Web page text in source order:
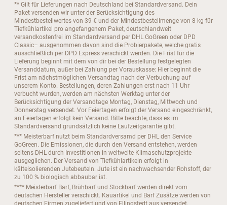
** Gilt für Lieferungen nach Deutschland bei Standardversand. Dein
Paket versenden wir unter der Berücksichtigung des
Mindestbestellwertes von 39 € und der Mindestbestellmenge von 8 kg für
Tiefkühlartikel pro angefangenem Paket, deutschlandweit
versandkostenfrei im Standardversand per DHL GoGreen oder DPD
Classic– ausgenommen davon sind die Probierpakete, welche gratis
ausschließlich per DPD Express verschickt werden. Die Frist für die
Lieferung beginnt mit dem von dir bei der Bestellung festgelegten
Versanddatum, außer bei Zahlung per Vorauskasse: Hier beginnt die
Frist am nächstmöglichen Versandtag nach der Verbuchung auf
unserem Konto. Bestellungen, deren Zahlungen erst nach 11 Uhr
verbucht wurden, werden am nächsten Werktag unter der
Berücksichtigung der Versandtage Montag, Dienstag, Mittwoch und
Donnerstag versendet. Vor Feiertagen erfolgt der Versand eingeschränkt,
an Feiertagen erfolgt kein Versand. Bitte beachte, dass es im
Standardversand grundsätzlich keine Laufzeitgarantie gibt.
*** Meisterbarf nutzt beim Standardversamd per DHL den Service
GoGreen. Die Emissionen, die durch den Versand entstehen, werden
seitens DHL durch Investitionen in weltweite Klimaschutzprojekte
ausgeglichen. Der Versand von Tiefkühlartikeln erfolgt in
kälteisolierenden Jutebeuteln. Jute ist ein nachwachsender Rohstoff, der
zu 100 % biologisch abbaubar ist.
**** Meisterbarf Barf, Brühbarf und Stockbarf werden direkt vom
deutschen Hersteller verschickt. Kauartikel und Barf Zusätze werden von
deutschen Firmen zugeliefert und von Ellingstedt aus versendet.